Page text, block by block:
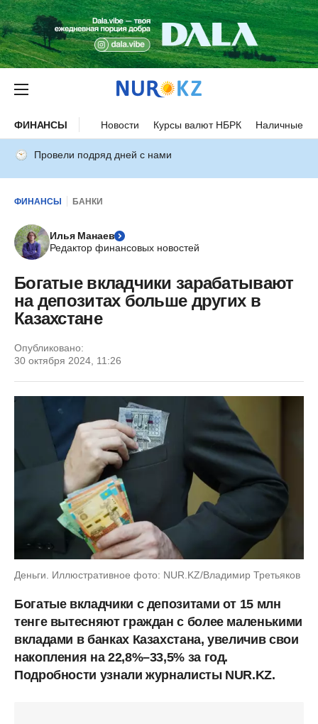
ФИНАНСЫ Новости Курсы валют НБРК Наличные
Провели подряд дней с нами
ФИНАНСЫ БАНКИ
Илья Манаев
Редактор финансовых новостей
Богатые вкладчики зарабатывают
на депозитах больше других в
Казахстане
Опубликовано:
30 октября 2024, 11:26
Деньги. Иллюстративное фото: NUR.KZ/Владимир Третьяков
Богатые вкладчики с депозитами от 15 млн
тенге вытесняют граждан с более маленькими
вкладами в банках Казахстана, увеличив свои
накопления на 22,8%–33,5% за год.
Подробности узнали журналисты NUR.KZ.